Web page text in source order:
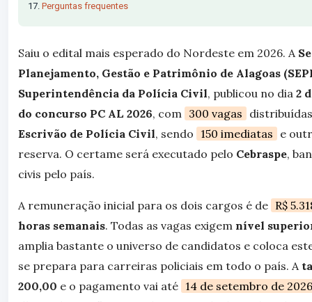
Perguntas frequentes
Saiu o edital mais esperado do Nordeste em 2026. A
Planejamento, Gestão e Patrimônio de Alagoas
Superintendência da Polícia Civil, publicou no dia 2
do concurso PC AL 2026, com 300 vagas
Escrivão de Polícia Civil, sendo 150 imediatas e
reserva. O certame será executado pelo Cebraspe,
civis pelo país.
A remuneração inicial para os dois cargos é de R$
horas semanais. Todas as vagas exigem nível
amplia bastante o universo de candidatos e coloca
se prepara para carreiras policiais em todo o país. A
200,00 e o pagamento vai até 14 de setembro de 2026